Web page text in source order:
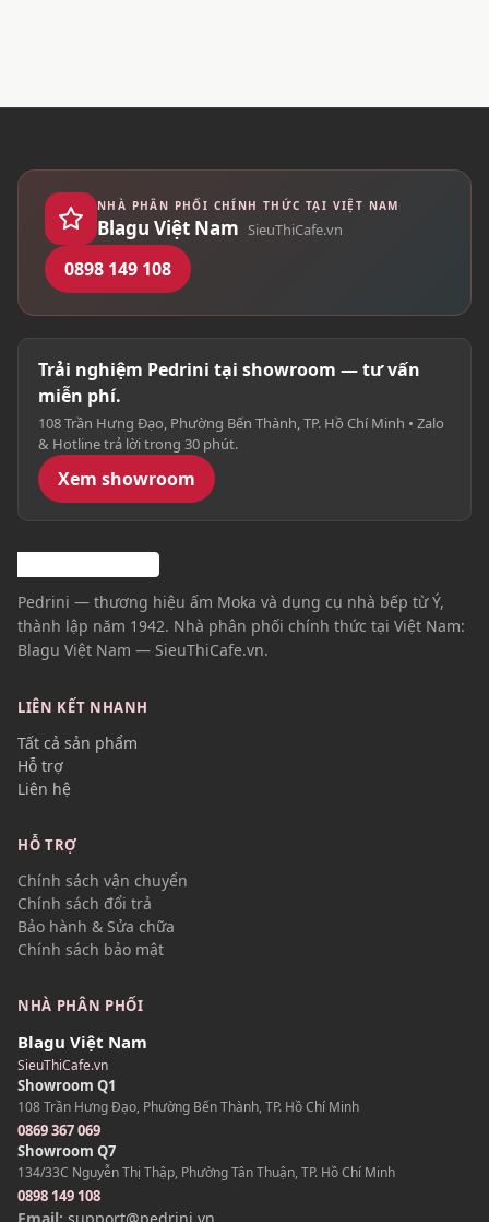
NHÀ PHÂN PHỐI CHÍNH THỨC TẠI VIỆT NAM
Blagu Việt Nam SieuThiCafe.vn
0898 149 108
Trải nghiệm Pedrini tại showroom — tư vấn
miễn phí.
108 Trần Hưng Đạo, Phường Bến Thành, TP. Hồ Chí Minh • Zalo
& Hotline trả lời trong 30 phút.
Xem showroom
Pedrini — thương hiệu ấm Moka và dụng cụ nhà bếp từ Ý,
thành lập năm 1942. Nhà phân phối chính thức tại Việt Nam:
Blagu Việt Nam — SieuThiCafe.vn.
LIÊN KẾT NHANH
Tất cả sản phẩm
Hỗ trợ
Liên hệ
HỖ TRỢ
Chính sách vận chuyển
Chính sách đổi trả
Bảo hành & Sửa chữa
Chính sách bảo mật
NHÀ PHÂN PHỐI
Blagu Việt Nam
SieuThiCafe.vn
Showroom Q1
108 Trần Hưng Đạo, Phường Bến Thành, TP. Hồ Chí Minh
0869 367 069
Showroom Q7
134/33C Nguyễn Thị Thập, Phường Tân Thuận, TP. Hồ Chí Minh
0898 149 108